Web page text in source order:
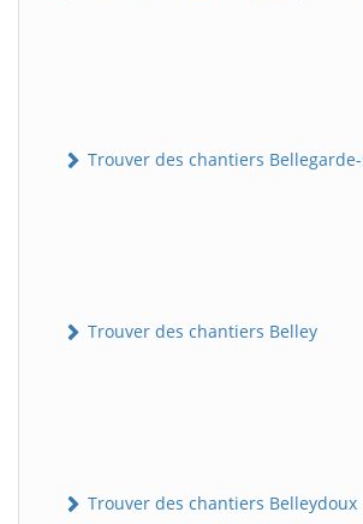
Trouver des chantiers
Trouver des chantiers Belley
Trouver des chantiers Belleydoux